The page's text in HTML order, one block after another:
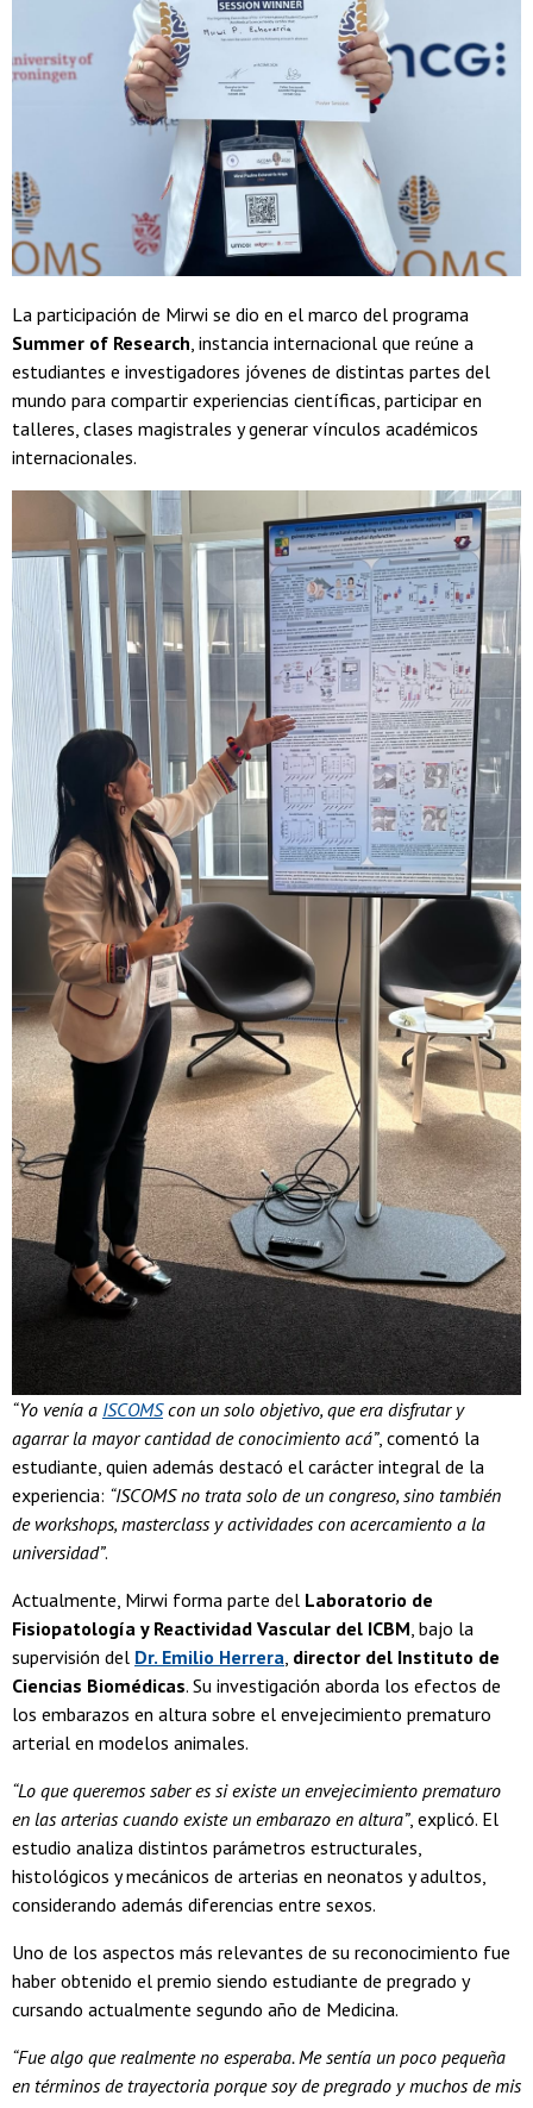
La participación de Mirwi se dio en el marco del programa
Summer of Research , instancia internacional que reúne a
estudiantes e investigadores jóvenes de distintas partes del
mundo para compartir experiencias científicas, participar en
talleres, clases magistrales y generar vínculos académicos
internacionales.
“Yo venía a ISCOMScon un solo objetivo, que era disfrutar y
agarrar la mayor cantidad de conocimiento acá”, comentó la
estudiante, quien además destacó el carácter integral de la
experiencia: “ISCOMS no trata solo de un congreso, sino también
de workshops, masterclass y actividades con acercamiento a la
universidad”.
Actualmente, Mirwi forma parte del Laboratorio de
Fisiopatología y Reactividad Vascular del ICBM, bajo la
supervisión del Dr. Emilio Herrera, director del Instituto de
Ciencias Biomédicas. Su investigación aborda los efectos de
los embarazos en altura sobre el envejecimiento prematuro
arterial en modelos animales.
“Lo que queremos saber es si existe un envejecimiento prematuro
en las arterias cuando existe un embarazo en altura”, explicó. El
estudio analiza distintos parámetros estructurales,
histológicos y mecánicos de arterias en neonatos y adultos,
considerando además diferencias entre sexos.
Uno de los aspectos más relevantes de su reconocimiento fue
haber obtenido el premio siendo estudiante de pregrado y
cursando actualmente segundo año de Medicina.
“Fue algo que realmente no esperaba. Me sentía un poco pequeña
en términos de trayectoria porque soy de pregrado y muchos de mis